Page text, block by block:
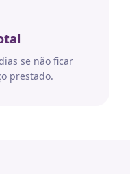
se não ficar
prestado.